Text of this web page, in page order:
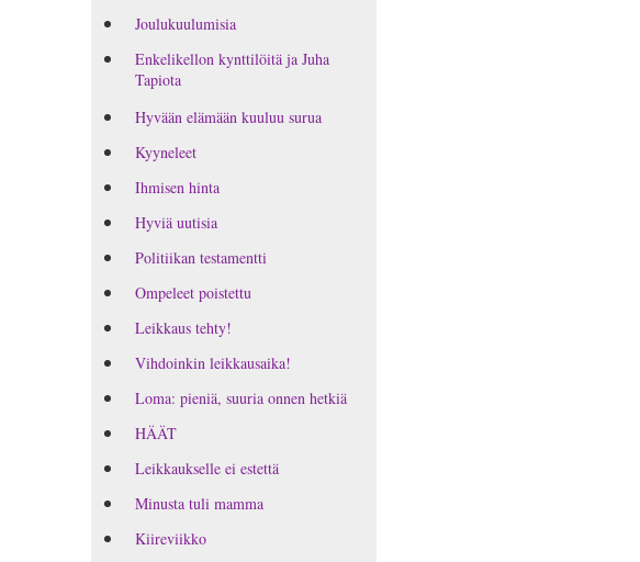
Joulukuulumisia
Enkelikellon kynttilöitä ja Juha
Tapiota
Hyvään elämään kuuluu surua
Kyyneleet
Ihmisen hinta
Hyviä uutisia
Politiikan testamentti
Ompeleet poistettu
Leikkaus tehty!
Vihdoinkin leikkausaika!
Loma: pieniä, suuria onnen hetkiä
HÄÄT
Leikkaukselle ei estettä
Minusta tuli mamma
Kiireviikko